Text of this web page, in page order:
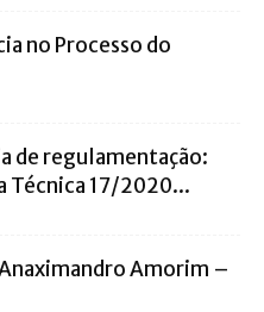
no Processo do
de regulamentação:
Técnica 17/2020...
Amorim –